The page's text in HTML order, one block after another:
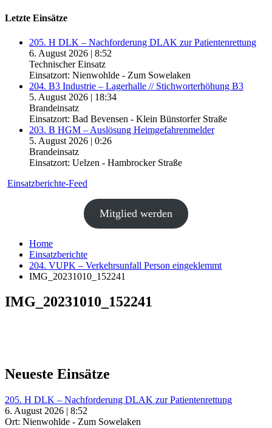
Letzte Einsätze
205. H DLK – Nachforderung DLAK zur Patientenrettung
6. August 2026 | 8:52
Technischer Einsatz
Einsatzort: Nienwohlde - Zum Sowelaken
204. B3 Industrie – Lagerhalle // Stichworterhöhung B3
5. August 2026 | 18:34
Brandeinsatz
Einsatzort: Bad Bevensen - Klein Bünstorfer Straße
203. B HGM – Auslösung Heimgefahrenmelder
5. August 2026 | 0:26
Brandeinsatz
Einsatzort: Uelzen - Hambrocker Straße
Einsatzberichte-Feed
Mitglied werden
Home
Einsatzberichte
204. VUPK – Verkehrsunfall Person eingeklemmt
IMG_20231010_152241
IMG_20231010_152241
Neueste Einsätze
205. H DLK – Nachforderung DLAK zur Patientenrettung
6. August 2026 | 8:52
Ort: Nienwohlde - Zum Sowelaken